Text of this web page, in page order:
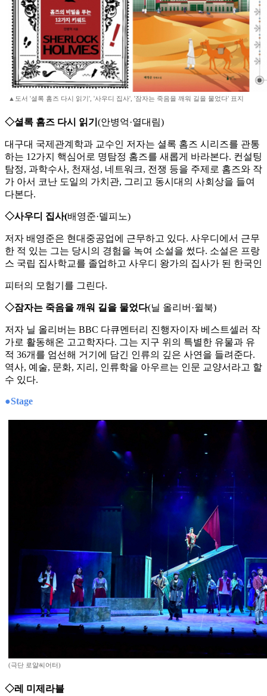
▲도서 '셜록 홈즈 다시 읽기', '사우디 집사', '잠자는 죽음을 깨워 길을 물었다' 표지
◇셜록 홈즈 다시 읽기 (안병억·열대림)
대구대 국제관계학과 교수인 저자는 셜록 홈즈 시리즈를 관통
하는 12가지 핵심어로 명탐정 홈즈를 새롭게 바라본다. 컨설팅
탐정, 과학수사, 천재성, 네트워크, 전쟁 등을 주제로 홈즈와 작
가 아서 코난 도일의 가치관, 그리고 동시대의 사회상을 들여
다본다.
◇사우디 집사(배영준·델피노)
저자 배영준은 현대중공업에 근무하고 있다. 사우디에서 근무
한 적 있는 그는 당시의 경험을 녹여 소설을 썼다. 소설은 프랑
스 국립 집사학교를 졸업하고 사우디 왕가의 집사가 된 한국인
피터의 모험기를 그린다.
◇잠자는 죽음을 깨워 길을 물었다(닐 올리버·윌북)
저자 닐 올리버는 BBC 다큐멘터리 진행자이자 베스트셀러 작
가로 활동해온 고고학자다. 그는 지구 위의 특별한 유물과 유
적 36개를 엄선해 거기에 담긴 인류의 깊은 사연을 들려준다.
역사, 예술, 문화, 지리, 인류학을 아우르는 인문 교양서라고 할
수 있다.
●Stage
(극단 로얄씨어터)
◇레 미제라블